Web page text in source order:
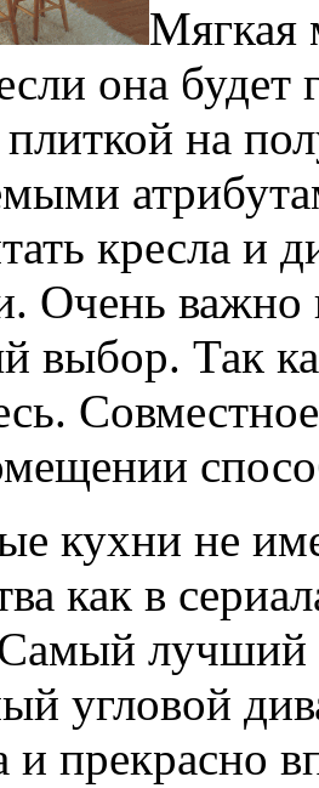
Мягкая
она
на
кресла и
Очень важно
выбор. Так
кухни не
как в
лучший
угловой
и прекрасно